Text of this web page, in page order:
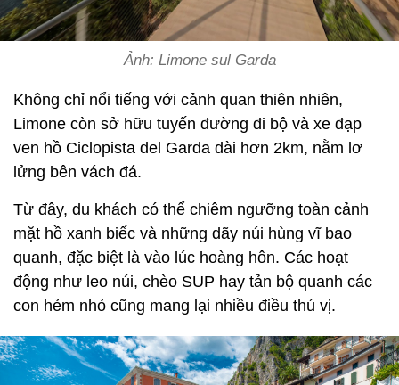
Ảnh: Limone sul Garda
Không chỉ nổi tiếng với cảnh quan thiên nhiên,
Limone còn sở hữu tuyến đường đi bộ và xe đạp
ven hồ Ciclopista del Garda dài hơn 2km, nằm lơ
lửng bên vách đá.
Từ đây, du khách có thể chiêm ngưỡng toàn cảnh
mặt hồ xanh biếc và những dãy núi hùng vĩ bao
quanh, đặc biệt là vào lúc hoàng hôn. Các hoạt
động như leo núi, chèo SUP hay tản bộ quanh các
con hẻm nhỏ cũng mang lại nhiều điều thú vị.